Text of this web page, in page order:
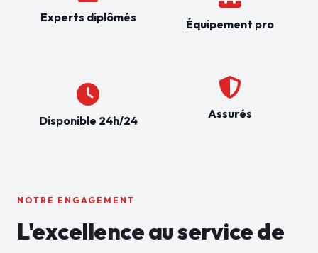
Experts diplômés
Disponible 24h/24
Équipement pro
Assurés
NOTRE ENGAGEMENT
L'excellence au service de